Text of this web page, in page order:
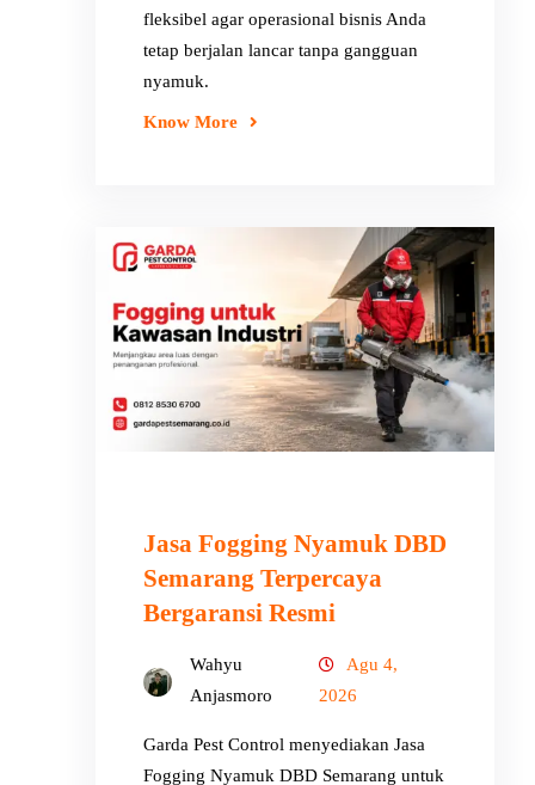
fleksibel agar operasional bisnis Anda
tetap berjalan lancar tanpa gangguan
nyamuk.
Know More
Jasa Fogging Nyamuk DBD
Semarang Terpercaya
Bergaransi Resmi
Wahyu
Anjasmoro
Agu 4,
2026
Garda Pest Control menyediakan Jasa
Fogging Nyamuk DBD Semarang untuk